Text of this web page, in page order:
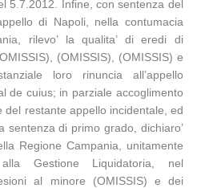
5.7.2012. Infine, con sentenza del
di Napoli, nella contumacia
rilevo’ la qualita’ di eredi di
(OMISSIS), (OMISSIS) e
loro rinuncia all’appello
de cuius; in parziale accoglimento
del restante appello incidentale, ed
sentenza di primo grado, dichiaro’
Regione Campania, unitamente
Gestione Liquidatoria, nel
al minore (OMISSIS) e dei